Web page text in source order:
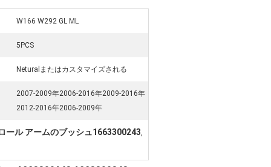
W166 W292 GL ML
5PCS
Neturalまたはカスタマイズされる
2007-2009年2006-2016年2009-2016年
2012-2016年2006-2009年
ール アームのブッシュ1663300243,